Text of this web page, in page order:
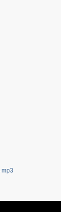
mp3